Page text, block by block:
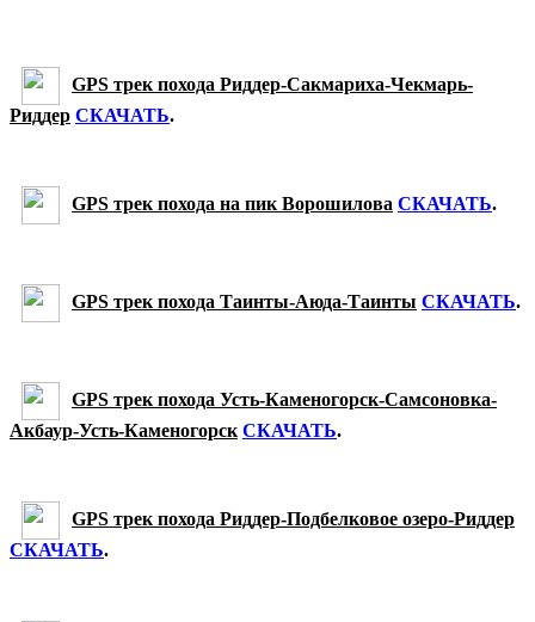
GPS трек похода Риддер-Сакмариха-Чекмарь-
Риддер СКАЧАТЬ.
GPS трек похода на пик Ворошилова СКАЧАТЬ.
GPS трек похода Таинты-Аюда-Таинты СКАЧАТЬ.
GPS трек похода Усть-Каменогорск-Самсоновка-
Акбаур-Усть-Каменогорск СКАЧАТЬ.
GPS трек похода Риддер-Подбелковое озеро-Риддер
СКАЧАТЬ.